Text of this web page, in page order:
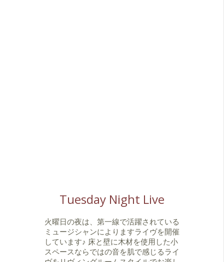
Tuesday Night Live
火曜日の夜は、第一線で活躍されている
ミュージシャンによりますライヴを開催
しています♪ 床と壁に木材を使用した小
スペースならではの音を肌で感じるライ